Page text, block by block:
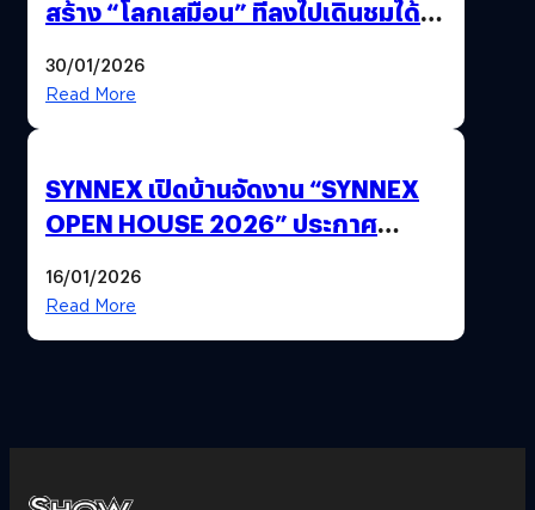
สร้าง “โลกเสมือน” ที่ลงไปเดินชมได้
30/01/2026
Read More
SYNNEX เปิดบ้านจัดงาน “SYNNEX
OPEN HOUSE 2026” ประกาศ
ได้ 53,000 ล้านบาท
16/01/2026
Read More